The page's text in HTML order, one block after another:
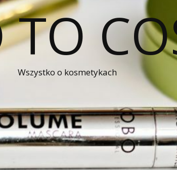
Wszystko o kosmetykach